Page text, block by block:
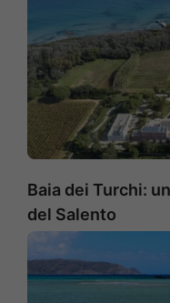
Baia dei Turchi:
del Salento